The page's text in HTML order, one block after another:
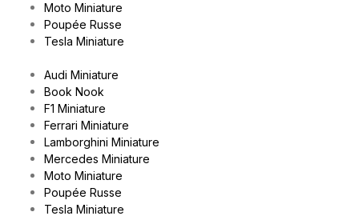
Moto Miniature
Poupée Russe
Tesla Miniature
Audi Miniature
Book Nook
F1 Miniature
Ferrari Miniature
Lamborghini Miniature
Mercedes Miniature
Moto Miniature
Poupée Russe
Tesla Miniature